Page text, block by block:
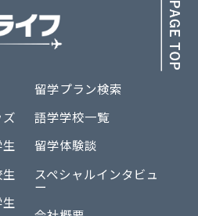
留学プラン検索
語学学校一覧
留学体験談
スペシャルインタビュ
ー